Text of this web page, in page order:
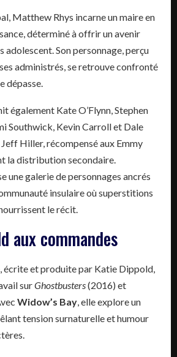
Matthew Rhys incarne un maire en
déterminé à offrir un avenir
adolescent. Son personnage, perçu
administrés, se retrouve confronté
dépasse.
également Kate O’Flynn, Stephen
Southwick, Kevin Carroll et Dale
Hiller, récompensé aux Emmy
la distribution secondaire.
une galerie de personnages ancrés
insulaire où superstitions
le récit.
aux commandes
écrite et produite par Katie Dippold,
surGhostbusters(2016) et
Widow’s Bay , elle explore un
tension surnaturelle et humour